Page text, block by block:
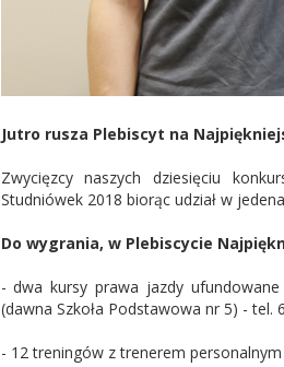
Jutro rusza Plebiscyt na
Zwycięzcy naszych dziesięciu
Studniówek 2018 biorąc udział w
Do wygrania, w Plebiscycie
- dwa kursy prawa jazdy
(dawna Szkoła Podstawowa nr 5) - tel.
- 12 treningów z trenerem personalnym